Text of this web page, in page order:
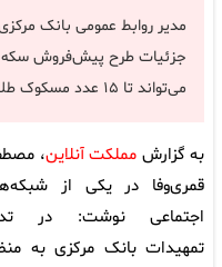
مدیر روابط عمومی بانک
جزئیات طرح پیش‌فروش سکه
می‌تواند تا ۱۵ عدد مسکوک طلا خریداری کند.
به گزارش مملکت آنلاین،
قمری‌وفا در یکی از
اجتماعی نوشت: در
تمهیدات بانک مرکزی به